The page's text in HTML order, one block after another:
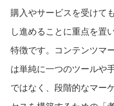
購入やサービスを受けて
し進めることに重点を置
特徴です。コンテンツマ
は単純に一つのツールや
ではなく、段階的なマー